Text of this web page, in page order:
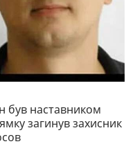
був наставником
загинув захисник